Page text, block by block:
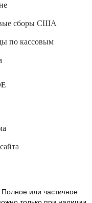
сборы США
по кассовым
Полное или частичное